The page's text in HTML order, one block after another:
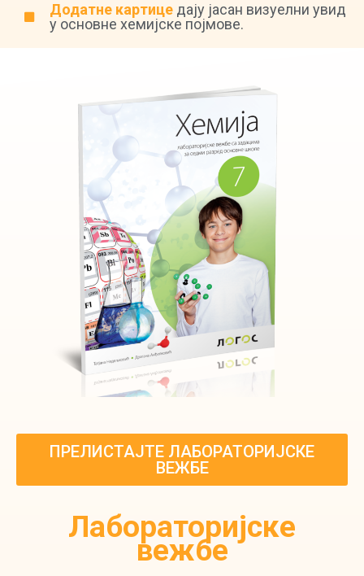
Додатне картицедају јасан визуелни увид
у основне хемијске појмове.
Лабораторијске
вежбе
ПРЕЛИСТАЈТЕ ЛАБОРАТОРИЈСКЕ
ВЕЖБЕ